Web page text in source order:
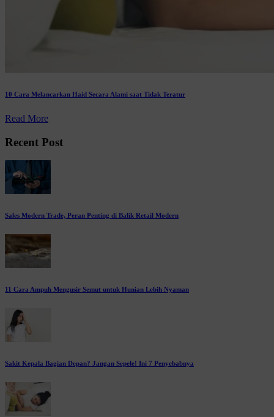
10 Cara Melancarkan Haid Secara Alami saat Tidak Teratur
Read More
Recent Post
Sales Modern Trade, Peran Penting di Balik Retail Modern
11 Cara Ampuh Mengusir Semut untuk Hunian Lebih Nyaman
Sakit Kepala Bagian Depan? Jangan Sepele! Ini 7 Penyebabnya